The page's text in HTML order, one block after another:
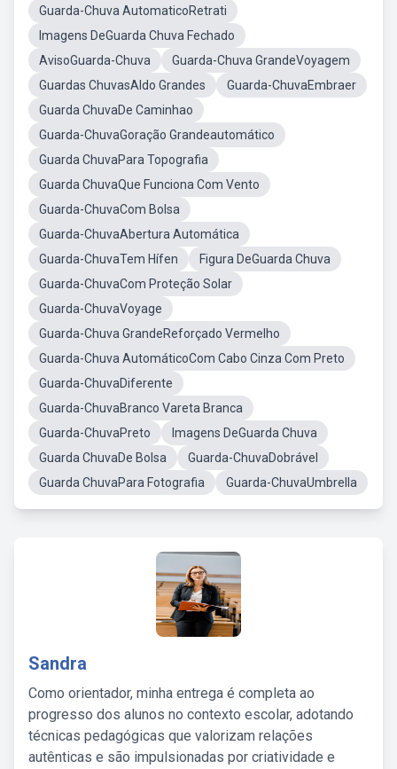
Guarda-Chuva AutomaticoRetrati
Imagens DeGuarda Chuva Fechado
AvisoGuarda-Chuva
Guarda-Chuva GrandeVoyagem
Guardas ChuvasAldo Grandes
Guarda-ChuvaEmbraer
Guarda ChuvaDe Caminhao
Guarda-ChuvaGoração Grandeautomático
Guarda ChuvaPara Topografia
Guarda ChuvaQue Funciona Com Vento
Guarda-ChuvaCom Bolsa
Guarda-ChuvaAbertura Automática
Guarda-ChuvaTem Hífen
Figura DeGuarda Chuva
Guarda-ChuvaCom Proteção Solar
Guarda-ChuvaVoyage
Guarda-Chuva GrandeReforçado Vermelho
Guarda-Chuva AutomáticoCom Cabo Cinza Com Preto
Guarda-ChuvaDiferente
Guarda-ChuvaBranco Vareta Branca
Guarda-ChuvaPreto
Imagens DeGuarda Chuva
Guarda ChuvaDe Bolsa
Guarda-ChuvaDobrável
Guarda ChuvaPara Fotografia
Guarda-ChuvaUmbrella
Sandra
Como orientador, minha entrega é completa ao
progresso dos alunos no contexto escolar, adotando
técnicas pedagógicas que valorizam relações
autênticas e são impulsionadas por criatividade e